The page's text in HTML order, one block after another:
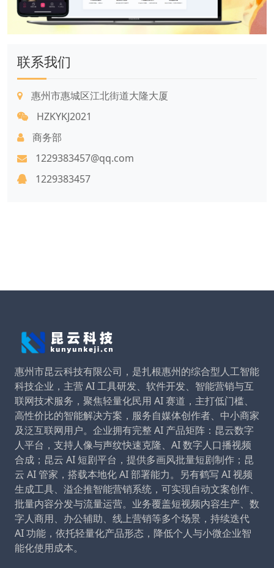
联系我们
惠州市惠城区江北街道大隆大厦
HZKYKJ2021
商务部
1229383457@qq.com
1229383457
惠州市昆云科技有限公司，是扎根惠州的综合型人工智能
科技企业，主营 AI 工具研发、软件开发、智能营销与互
联网技术服务，聚焦轻量化民用 AI 赛道，主打低门槛、
高性价比的智能解决方案，服务自媒体创作者、中小商家
及泛互联网用户。企业拥有完整 AI 产品矩阵：昆云数字
人平台，支持人像与声纹快速克隆、AI 数字人口播视频
合成；昆云 AI 短剧平台，提供多画风批量短剧制作；昆
云 AI 管家，搭载本地化 AI 部署能力。另有鹤写 AI 视频
生成工具、溢企推智能营销系统，可实现自动文案创作、
批量内容分发与流量运营。业务覆盖短视频内容生产、数
字人商用、办公辅助、线上营销等多个场景，持续迭代
AI 功能，依托轻量化产品形态，降低个人与小微企业智
能化使用成本。